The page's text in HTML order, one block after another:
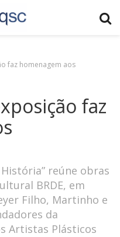
faz homenagem aos
faz
reúne obras
BRDE, em
Filho, Martinho e
da
Artistas Plásticos